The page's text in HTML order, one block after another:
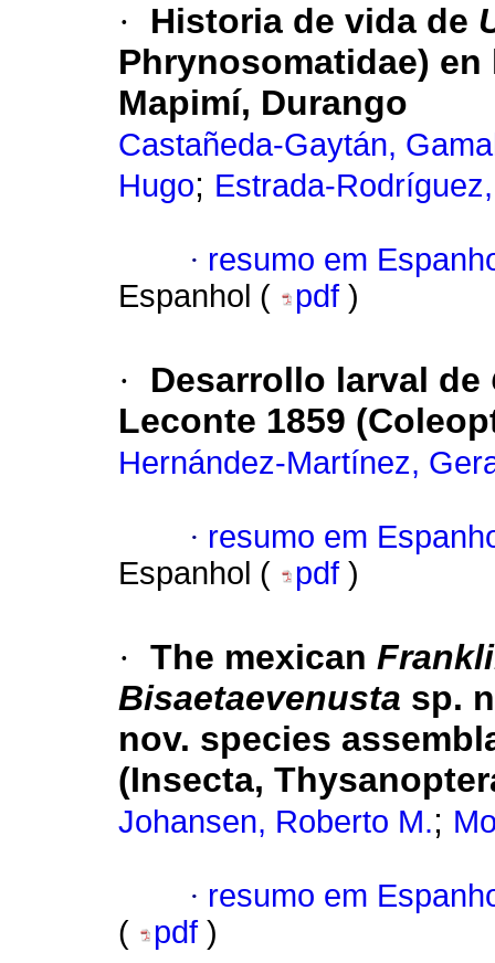
· Historia de vida de
Phrynosomatidae)
Mapimí, Durango
Castañeda-Gaytán,
Hugo; Estrada-
· resumo em
Espanhol (
pdf )
· Desarrollo larval de
Leconte 1859
Hernández-Martínez,
· resumo em
Espanhol (
pdf )
· The mexican
Bisaetaevenusta sp.
nov. species
(Insecta,
Johansen, Roberto M.;
· resumo em
(
pdf )